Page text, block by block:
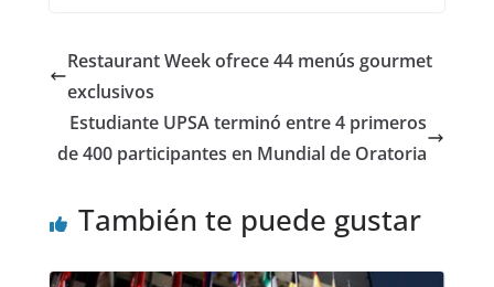
Restaurant Week ofrece 44 menús gourmet
exclusivos
Estudiante UPSA terminó entre 4 primeros
de 400 participantes en Mundial de Oratoria
También te puede gustar